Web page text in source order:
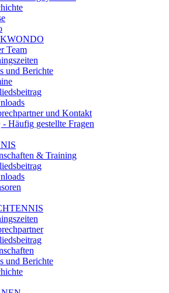
Team
und Berichte
und Kontakt
Häufig gestellte Fragen
& Training
und Berichte